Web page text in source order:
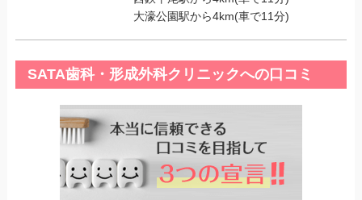
大濠公園駅から4km(車で11分)
SATA歯科・形成外科クリニックへの口コミ